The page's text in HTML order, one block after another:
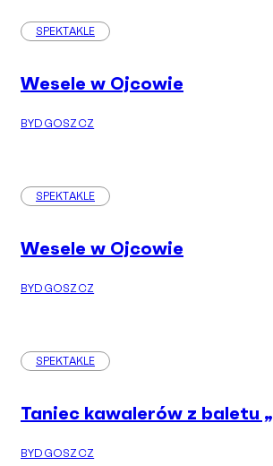
SPEKTAKLE
Wesele w Ojcowie
BYDGOSZCZ
SPEKTAKLE
Wesele w Ojcowie
BYDGOSZCZ
SPEKTAKLE
Taniec kawalerów z baletu „
BYDGOSZCZ